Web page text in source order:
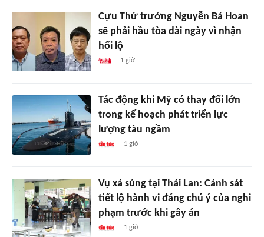
Cựu Thứ trưởng Nguyễn Bá Hoan
sẽ phải hầu tòa dài ngày vì nhận
hối lộ
1 giờ
Tác động khi Mỹ có thay đổi lớn
trong kế hoạch phát triển lực
lượng tàu ngầm
1 giờ
Vụ xả súng tại Thái Lan: Cảnh sát
tiết lộ hành vi đáng chú ý của nghi
phạm trước khi gây án
1 giờ